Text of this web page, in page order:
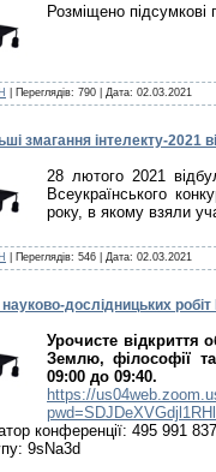
Розміщено
| Переглядів: 790 | Дата: 02.03.2021
змагання інтелекту-2021
28 лютого 2021
Всеукраїнського
року, в якому взяли
| Переглядів: 546 | Дата: 02.03.2021
дослідницьких
Урочисте відкриття
Землю, філософії та
09:00 до 09:40.
https://
конференції: 495 991
9sNa3d